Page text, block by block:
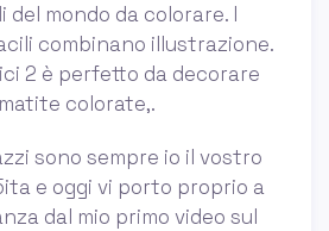
del mondo da colorare. I
combinano illustrazione.
2 è perfetto da decorare
colorate,.
sono sempre io il vostro
e oggi vi porto proprio a
dal mio primo video sul